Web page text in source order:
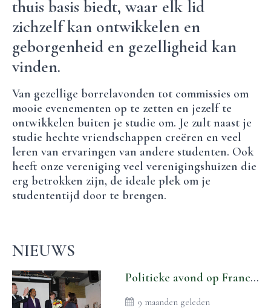
thuis basis biedt, waar elk lid
zichzelf kan ontwikkelen en
geborgenheid en gezelligheid kan
vinden.
Van gezellige borrelavonden tot commissies om
mooie evenementen op te zetten en jezelf te
ontwikkelen buiten je studie om. Je zult naast je
studie hechte vriendschappen creëren en veel
leren van ervaringen van andere studenten. Ook
heeft onze vereniging veel verenigingshuizen die
erg betrokken zijn, de ideale plek om je
studententijd door te brengen.
NIEUWS
Politieke avond op Franciscus!
9 maanden geleden